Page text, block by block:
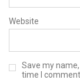
Website
Save my
time I comment.